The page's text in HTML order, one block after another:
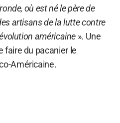
où est né le père de
artisans de la lutte contre
américaine ». Une
faire du pacanier le
Américaine.